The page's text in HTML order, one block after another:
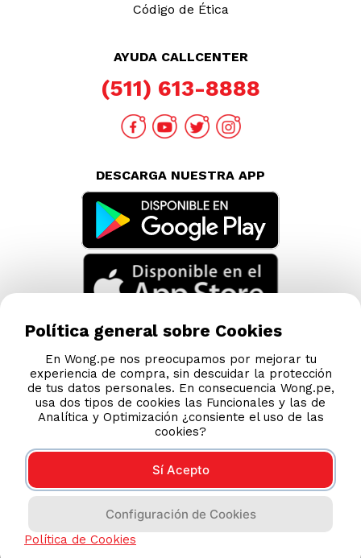
Código de Ética
AYUDA CALLCENTER
(511) 613-8888
DESCARGA NUESTRA APP
Esta tienda usa Niubiz para realizar transacciones
Política general sobre Cookies
En Wong.pe nos preocupamos por mejorar tu
experiencia de compra, sin descuidar la protección
de tus datos personales. En consecuencia Wong.pe,
usa dos tipos de cookies las Funcionales y las de
Analítica y Optimización ¿consiente el uso de las
cookies?
Sí Acepto
Configuración de Cookies
Política de Cookies